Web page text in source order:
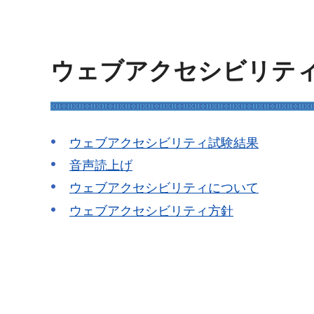
ウェブアクセシビリテ
ウェブアクセシビリティ試験結果
音声読上げ
ウェブアクセシビリティについて
ウェブアクセシビリティ方針